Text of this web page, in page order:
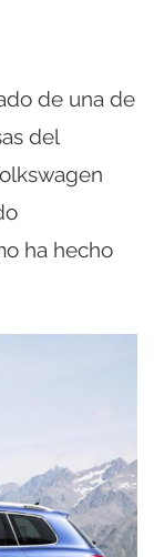
de una de
del
ha hecho